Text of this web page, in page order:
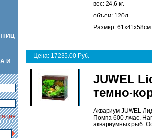
И
вес: 24,6 кг.
объем: 120л
Размер: 61х41х58см
Цена: 17235.00 Руб.
JUWEL
темно-
Аквариум JUWEL
Помпа 600 л/час.
аквариумных рыб.